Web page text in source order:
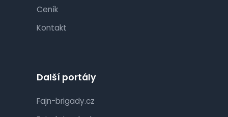
Ceník
Kontakt
Další portály
Fajn-brigady.cz